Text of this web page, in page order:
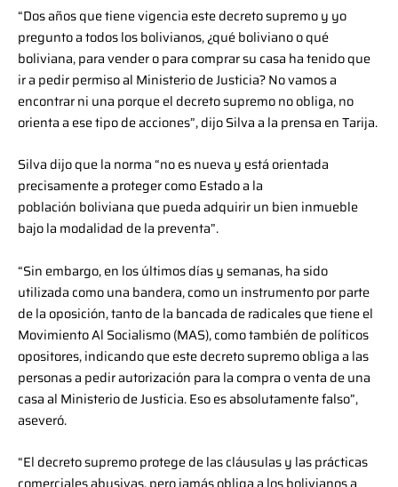
“Dos años que tiene vigencia este decreto supremo y yo
pregunto a todos los bolivianos, ¿qué boliviano o qué
boliviana, para vender o para comprar su casa ha tenido que
ir a pedir permiso al Ministerio de Justicia? No vamos a
encontrar ni una porque el decreto supremo no obliga, no
orienta a ese tipo de acciones”, dijo Silva a la prensa en Tarija.
Silva dijo que la norma “no es nueva y está orientada
precisamente a proteger como Estado a la
población boliviana que pueda adquirir un bien inmueble
bajo la modalidad de la preventa”.
“Sin embargo, en los últimos días y semanas, ha sido
utilizada como una bandera, como un instrumento por parte
de la oposición, tanto de la bancada de radicales que tiene el
Movimiento Al Socialismo (MAS), como también de políticos
opositores, indicando que este decreto supremo obliga a las
personas a pedir autorización para la compra o venta de una
casa al Ministerio de Justicia. Eso es absolutamente falso”,
aseveró.
“El decreto supremo protege de las cláusulas y las prácticas